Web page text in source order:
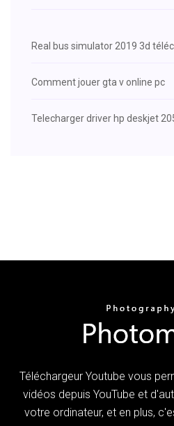
Real bus simulator 2019 3d
Comment jouer gta v online pc
Telecharger driver hp deskjet
Téléchargeur Youtube vous
vidéos depuis YouTube et
votre ordinateur, et en plus,